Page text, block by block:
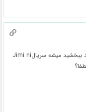
سلام ممنون که فیلمای ژاپنی بیشتری رو دارید میذارید ببخشید میشه سریالJimi ni